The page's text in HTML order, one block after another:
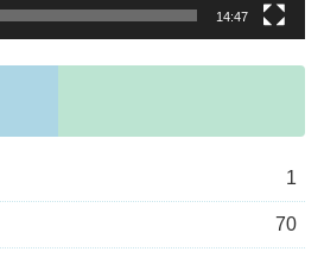
14:47
1
70